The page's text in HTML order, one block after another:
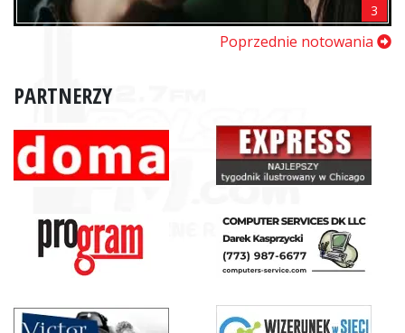
3
Poprzednie notowania
PARTNERZY